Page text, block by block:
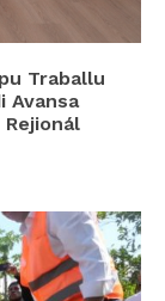
Traballu
Avansa